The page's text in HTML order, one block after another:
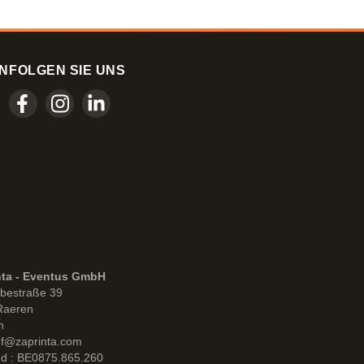
FOLGEN SIE UNS
- Eventus GmbH
39
: BE0875.865.260